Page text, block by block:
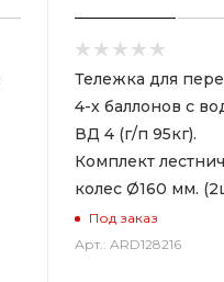
Тележка для
4-х баллонов с
ВД 4 (г/п 95кг).
Комплект
колес Ø160 мм.
Под заказ
Арт.: ARD128216